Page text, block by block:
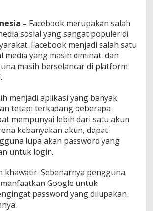
w
o
r
– Facebook merupakan salah
sosial yang sangat populer di
Facebook menjadi salah satu
media yang masih diminati dan
masih berselancar di platform
menjadi aplikasi yang banyak
tetapi terkadang beberapa
mempunyai lebih dari satu akun
kebanyakan akun, dapat
lupa akan password yang
untuk login.
khawatir. Sebenarnya pengguna
Google untuk
password yang dilupakan.